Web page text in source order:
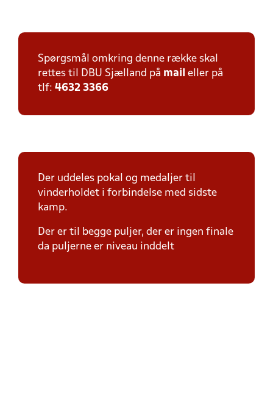
Spørgsmål omkring denne række skal
rettes til DBU Sjælland på mail eller på
tlf: 4632 3366
Der uddeles pokal og medaljer til
vinderholdet i forbindelse med sidste
kamp.
Der er til begge puljer, der er ingen finale
da puljerne er niveau inddelt